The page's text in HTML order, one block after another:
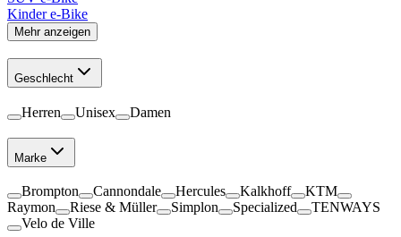
Kinder e-Bike
Mehr anzeigen
Geschlecht
Herren Unisex Damen
Marke
Brompton Cannondale Hercules Kalkhoff
KTM
Raymon
Riese & Müller Simplon Specialized
TENWAYS
Velo de Ville